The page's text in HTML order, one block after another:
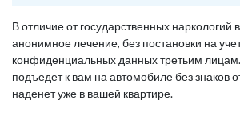
В отличие от государственных наркологий
анонимное лечение, без постановки на
конфиденциальных данных третьим
подъедет к вам на автомобиле без знаков
наденет уже в вашей квартире.